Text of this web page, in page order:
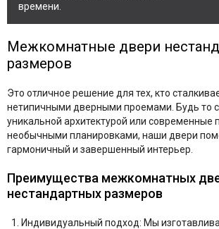
времени.
Межкомнатные двери
размеров
Это отличное решение для тех, кто
нетипичными дверными проемами. Будь то
уникальной архитектурой или современные
необычными планировками, наши двери
гармоничный и завершенный интерьер.
Преимущества межкомнатных
нестандартных размеров
Индивидуальный подход: Мы